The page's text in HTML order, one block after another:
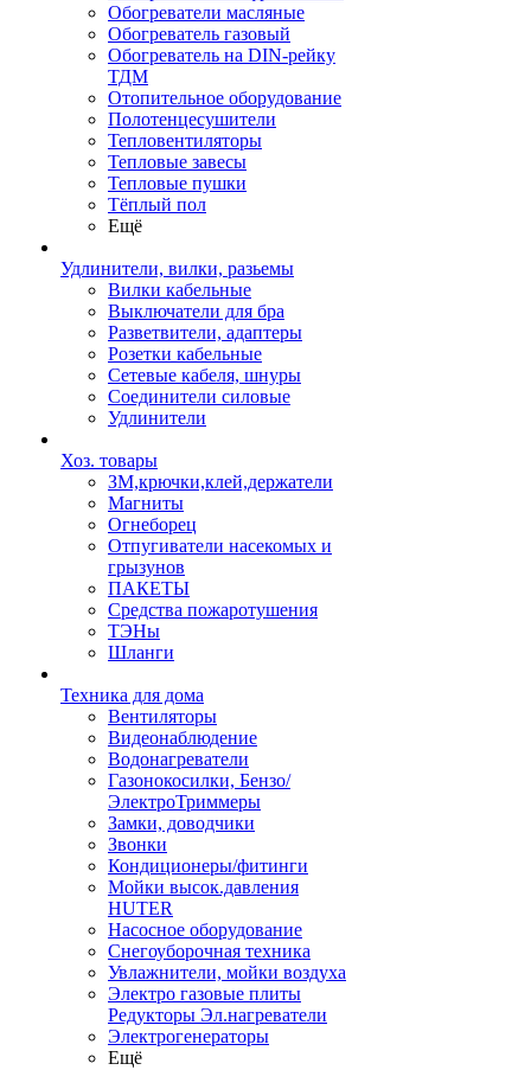
Обогреватели масляные
Обогреватель газовый
Обогреватель на DIN-рейку
ТДМ
Отопительное оборудование
Полотенцесушители
Тепловентиляторы
Тепловые завесы
Тепловые пушки
Тёплый пол
Ещё
Удлинители, вилки, разьемы
Вилки кабельные
Выключатели для бра
Разветвители, адаптеры
Розетки кабельные
Сетевые кабеля, шнуры
Соединители силовые
Удлинители
Хоз. товары
ЗМ,крючки,клей,держатели
Магниты
Огнеборец
Отпугиватели насекомых и
грызунов
ПАКЕТЫ
Средства пожаротушения
ТЭНы
Шланги
Техника для дома
Вентиляторы
Видеонаблюдение
Водонагреватели
Газонокосилки, Бензо/
ЭлектроТриммеры
Замки, доводчики
Звонки
Кондиционеры/фитинги
Мойки высок.давления
HUTER
Насосное оборудование
Снегоуборочная техника
Увлажнители, мойки воздуха
Электро газовые плиты
Редукторы Эл.нагреватели
Электрогенераторы
Ещё